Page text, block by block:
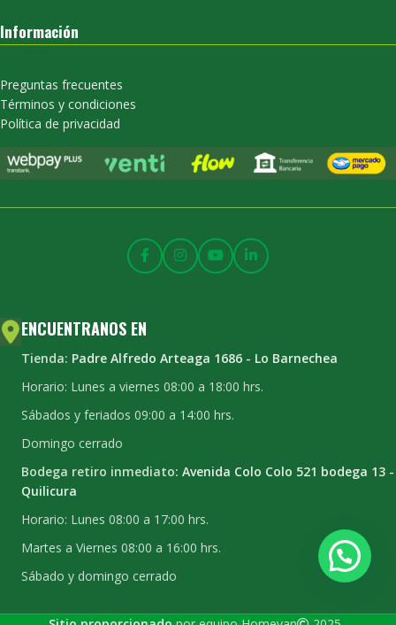
Información
Preguntas frecuentes
Términos y condiciones
Política de privacidad
ENCUENTRANOS EN
Tienda: Padre Alfredo Arteaga 1686 - Lo Barnechea
Horario: Lunes a viernes 08:00 a 18:00 hrs.
Sábados y feriados 09:00 a 14:00 hrs.
Domingo cerrado
Bodega retiro inmediato: Avenida Colo Colo 521 bodega 13 -
Quilicura
Horario: Lunes 08:00 a 17:00 hrs.
Martes a Viernes 08:00 a 16:00 hrs.
Sábado y domingo cerrado